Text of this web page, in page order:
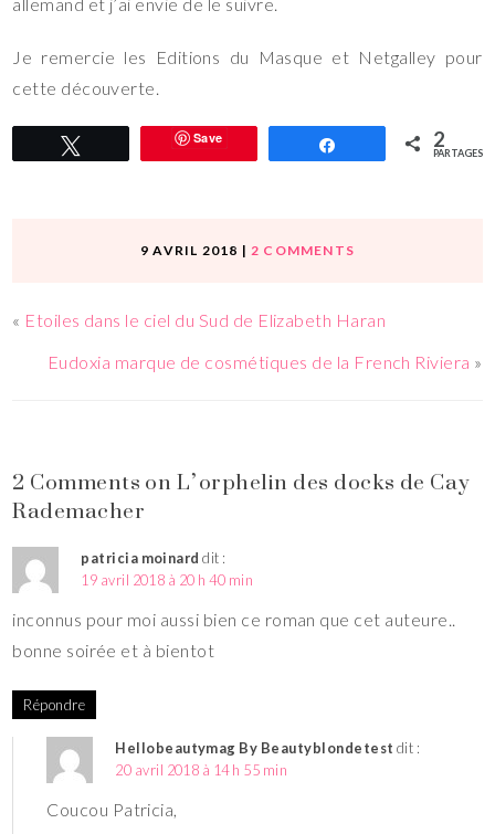
Je remercie les Editions du Masque et Netgalley pour
cette découverte.
Save Partagez 2
PARTAGES
9 AVRIL 2018 | 2 COMMENTS
« Etoiles dans le ciel du Sud de Elizabeth Haran
Eudoxia marque de cosmétiques de la French Riviera »
2 Comments on L’orphelin des docks de Cay
Rademacher
patricia moinard dit :
19 avril 2018 à 20 h 40 min
inconnus pour moi aussi bien ce roman que cet auteure..
bonne soirée et à bientot
Répondre
Hellobeautymag By Beautyblondetest dit :
20 avril 2018 à 14 h 55 min
Coucou Patricia,